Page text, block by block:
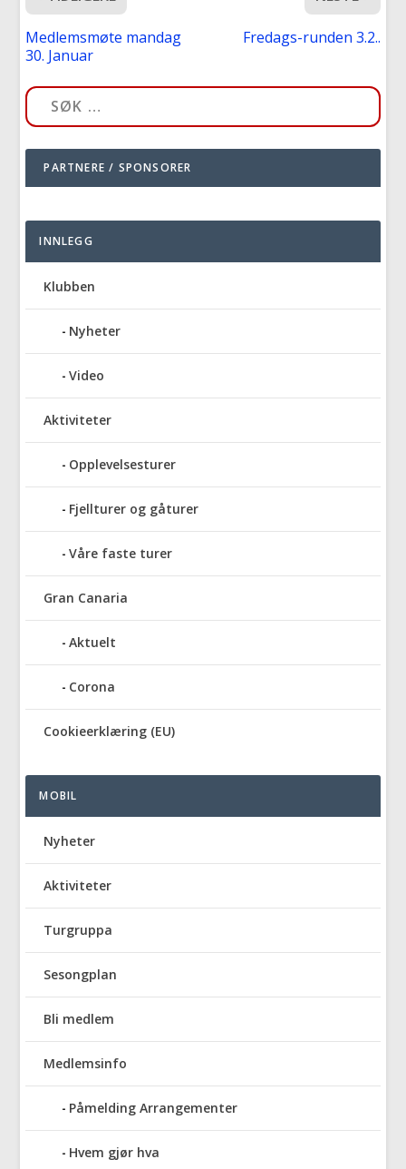
Medlemsmøte mandag
30. Januar
Fredags-runden 3.2..
PARTNERE / SPONSORER
INNLEGG
Klubben
Nyheter
Video
Aktiviteter
Opplevelsesturer
Fjellturer og gåturer
Våre faste turer
Gran Canaria
Aktuelt
Corona
Cookieerklæring (EU)
MOBIL
Nyheter
Aktiviteter
Turgruppa
Sesongplan
Bli medlem
Medlemsinfo
Påmelding Arrangementer
Hvem gjør hva